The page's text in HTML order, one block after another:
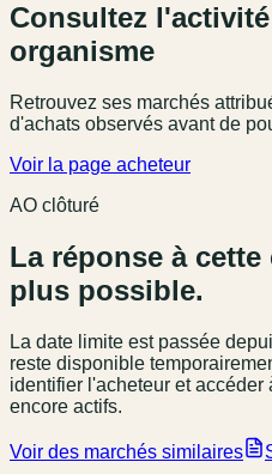
Consultez
organisme
Retrouvez ses marchés
d'achats observés avant de
Voir la page acheteur
AO clôturé
La réponse à
plus possible.
La date limite est passée
reste disponible
identifier l'acheteur et
encore actifs.
Voir des marchés similaires